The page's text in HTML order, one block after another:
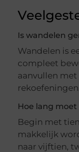
Is wandelen
Wandelen is
compleet
aanvullen
rekoefeningen.
Hoe lang
Begin met
makkelijk
naar vijftien,